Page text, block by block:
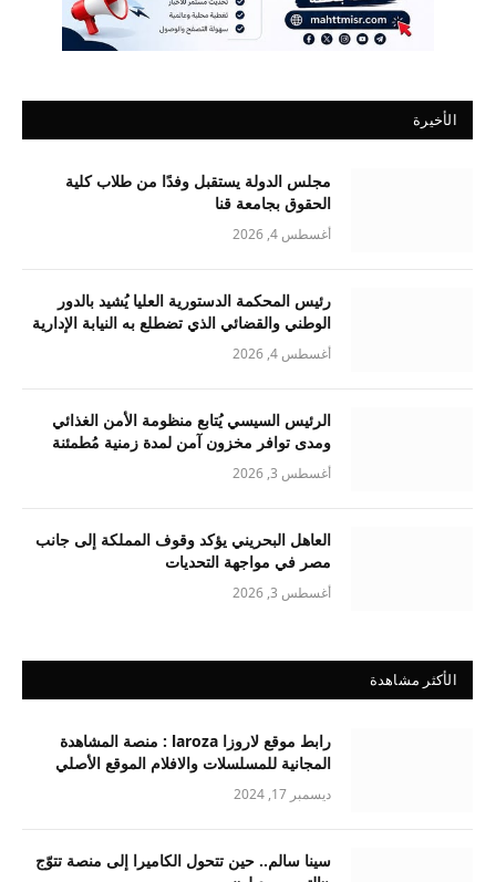
الأخيرة
مجلس الدولة يستقبل وفدًا من طلاب كلية
الحقوق بجامعة قنا
أغسطس 4, 2026
رئيس المحكمة الدستورية العليا يُشيد بالدور
الوطني والقضائي الذي تضطلع به النيابة الإدارية
أغسطس 4, 2026
الرئيس السيسي يُتابع منظومة الأمن الغذائي
ومدى توافر مخزون آمن لمدة زمنية مُطمئنة
أغسطس 3, 2026
العاهل البحريني يؤكد وقوف المملكة إلى جانب
مصر في مواجهة التحديات
أغسطس 3, 2026
الأكثر مشاهدة
رابط موقع لاروزا laroza : منصة المشاهدة
المجانية للمسلسلات والافلام الموقع الأصلي
ديسمبر 17, 2024
سينا سالم.. حين تتحول الكاميرا إلى منصة تتوّج